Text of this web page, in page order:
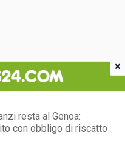
resta al Genoa:
con obbligo di riscatto
×